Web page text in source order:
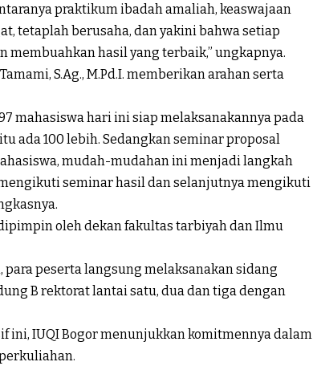
praktikum ibadah amaliah, keaswajaan
tetaplah berusaha, dan yakini bahwa setiap
membuahkan hasil yang terbaik,” ungkapnya.
S.Ag., M.Pd.I. memberikan arahan serta
mahasiswa hari ini siap melaksanakannya pada
ada 100 lebih. Sedangkan seminar proposal
, mudah-mudahan ini menjadi langkah
seminar hasil dan selanjutnya mengikuti
oleh dekan fakultas tarbiyah dan Ilmu
peserta langsung melaksanakan sidang
B rektorat lantai satu, dua dan tiga dengan
ini, IUQI Bogor menunjukkan komitmennya dalam